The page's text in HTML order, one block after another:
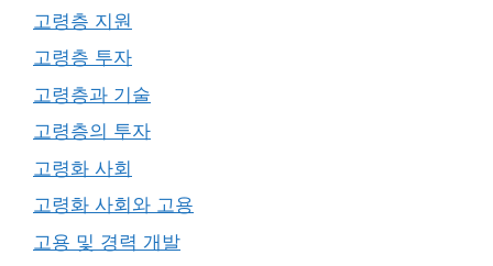
고령층 지원
고령층 투자
고령층과 기술
고령층의 투자
고령화 사회
고령화 사회와 고용
고용 및 경력 개발